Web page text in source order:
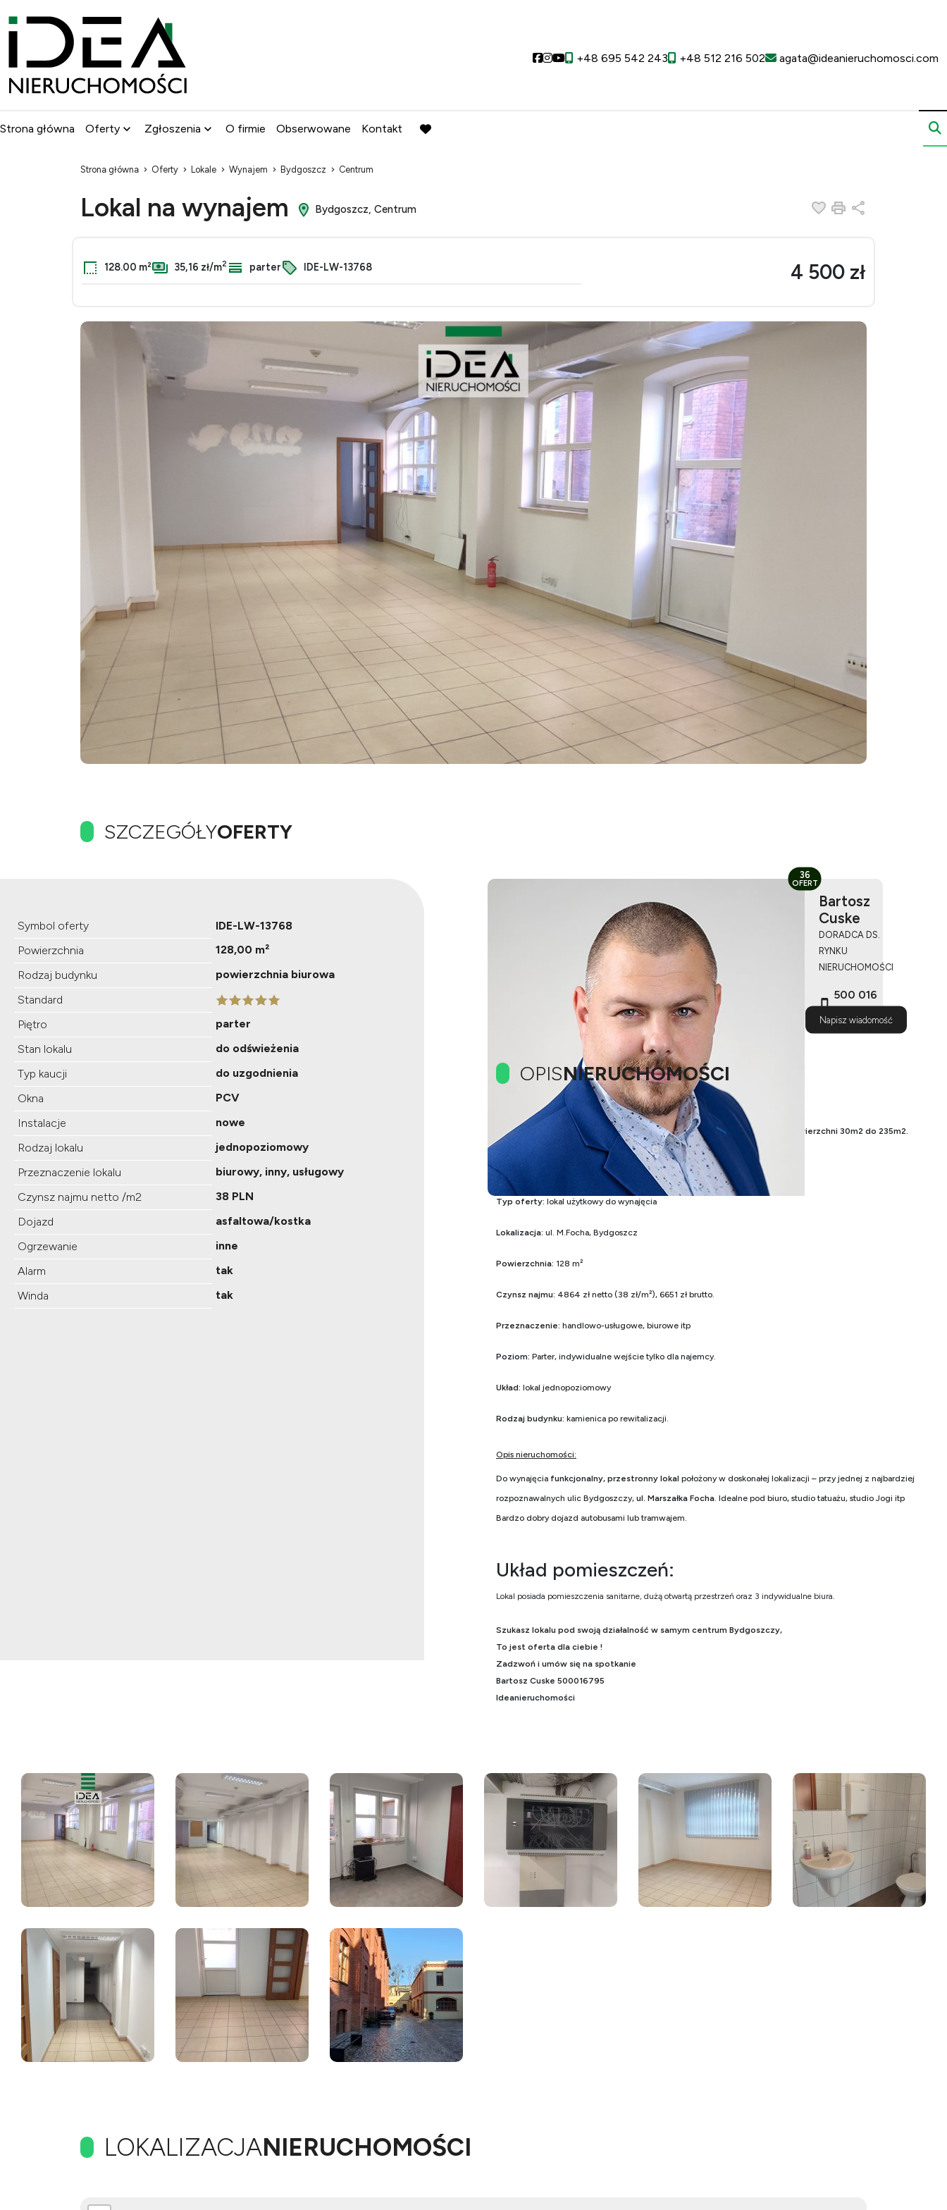
Social link
Social link
Social link
+48 695 542 243 +48 512 216 502 agata@ideanieruchomosci.com
Strona główna Oferty Zgłoszenia O firmie Obserwowane Kontakt
favorite
Strona główna Oferty Lokale Wynajem Bydgoszcz Centrum
Lokal na wynajem Bydgoszcz, Centrum Dodaj do ulubionych
Drukuj
128.00 m² 35,16 zł/m2 parter IDE-LW-13768 4 500 zł
SZCZEGÓŁYOFERTY
Symbol oferty
IDE-LW-13768
Powierzchnia
128,00 m²
Rodzaj budynku
powierzchnia biurowa
Standard
Piętro
parter
Stan lokalu
do odświeżenia
Typ kaucji
do uzgodnienia
Okna
PCV
Instalacje
nowe
Rodzaj lokalu
jednopoziomowy
Przeznaczenie lokalu
biurowy, inny, usługowy
Czynsz najmu netto /m2
38 PLN
Dojazd
asfaltowa/kostka
Ogrzewanie
inne
Alarm
tak
Winda
tak
Bartosz
Cuske
DORADCA DS.
RYNKU
NIERUCHOMOŚCI
500 016
Napisz wiadomość
36
OFERT
OPISNIERUCHOMOŚCI
Zapraszam do zapoznania się z ofertą wynajmu lokali użytkowych od powierzchni 30m2 do 235m2.
Bierzemy pod uwagę negocjacje ! ale z rozsądkiem ;p
Typ oferty: lokal użytkowy do wynajęcia
Lokalizacja: ul. M.Focha, Bydgoszcz
Powierzchnia: 128 m²
Czynsz najmu: 4864 zł netto (38 zł/m²), 6651 zł brutto.
Przeznaczenie: handlowo-usługowe, biurowe itp
Poziom: Parter, indywidualne wejście tylko dla najemcy.
Układ: lokal jednopoziomowy
Rodzaj budynku: kamienica po rewitalizacji.
Opis nieruchomości:
Do wynajęcia funkcjonalny, przestronny lokal położony w doskonałej lokalizacji – przy jednej z najbardziej
rozpoznawalnych ulic Bydgoszczy, ul. Marszałka Focha . Idealne pod biuro, studio tatuażu, studio Jogi itp
Bardzo dobry dojazd autobusami lub tramwajem.
Układ pomieszczeń:
Lokal posiada pomieszczenia sanitarne, dużą otwartą przestrzeń oraz 3 indywidualne biura.
Szukasz lokalu pod swoją działalność w samym centrum Bydgoszczy,
To jest oferta dla ciebie !
Zadzwoń i umów się na spotkanie
Bartosz Cuske 500016795
Ideanieruchomości
LOKALIZACJANIERUCHOMOŚCI